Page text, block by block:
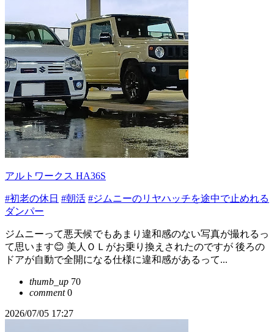
アルトワークス HA36S
#初老の休日 #朝活 #ジムニーのリヤハッチを途中で止めれる
ダンパー
ジムニーって悪天候でもあまり違和感のない写真が撮れるっ
て思います😊 美人ＯＬがお乗り換えされたのですが 後ろの
ドアが自動で全開になる仕様に違和感があるって...
thumb_up 70
comment0
2026/07/05 17:27